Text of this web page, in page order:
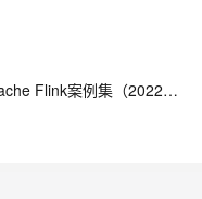
【藏经阁一起读（27）】本周推荐《Apache Flink案例集（2022版）》，你有哪些心得？